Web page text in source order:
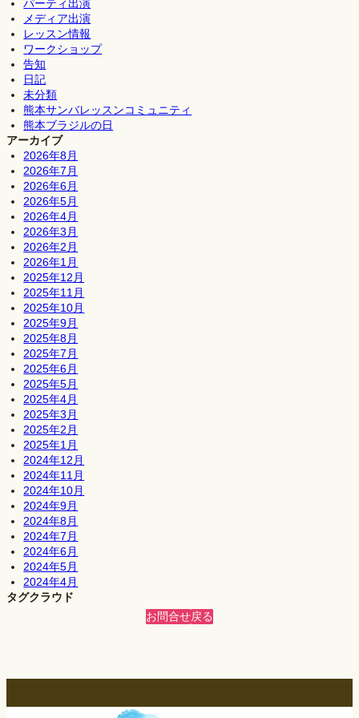
パーティ出演
メディア出演
レッスン情報
ワークショップ
告知
日記
未分類
熊本サンバレッスンコミュニティ
熊本ブラジルの日
アーカイブ
2026年8月
2026年7月
2026年6月
2026年5月
2026年4月
2026年3月
2026年2月
2026年1月
2025年12月
2025年11月
2025年10月
2025年9月
2025年8月
2025年7月
2025年6月
2025年5月
2025年4月
2025年3月
2025年2月
2025年1月
2024年12月
2024年11月
2024年10月
2024年9月
2024年8月
2024年7月
2024年6月
2024年5月
2024年4月
タグクラウド
お問合せ戻る